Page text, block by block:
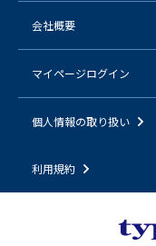
会社概要
マイページログイン
個人情報の取り扱い
利用規約